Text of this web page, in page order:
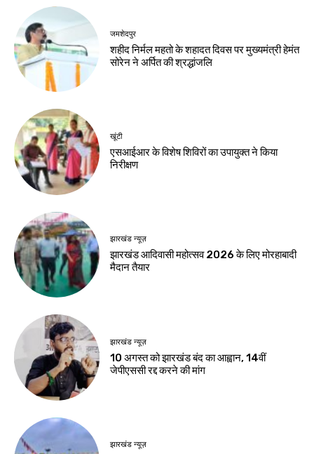
जमशेदपुर
शहीद निर्मल महतो के शहादत दिवस पर मुख्यमंत्री हेमंत
सोरेन ने अर्पित की श्रद्धांजलि
खूंटी
एसआईआर के विशेष शिविरों का उपायुक्त ने किया
निरीक्षण
झारखंड न्यूज़
झारखंड आदिवासी महोत्सव 2026 के लिए मोरहाबादी
मैदान तैयार
झारखंड न्यूज़
10 अगस्त को झारखंड बंद का आह्वान, 14वीं
जेपीएससी रद्द करने की मांग
झारखंड न्यूज़